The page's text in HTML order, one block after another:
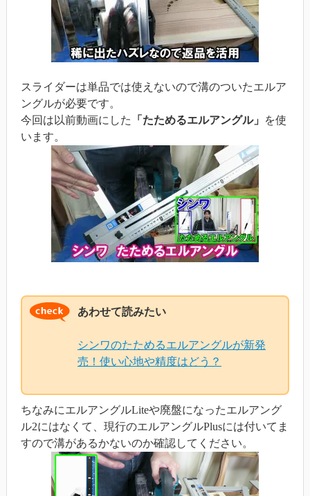
スライダーは単品では使えないので溝のついたエルア
ングルが必要です。
今回は以前動画にした
「たためるエルアングル」
を使
います。
あわせて読みたい
シンワのたためるエルアングルが新発
売！使い心地や精度はどう？
ちなみにエルアングルLiteや廃盤になったエルアング
ル2にはなくて、現行のエルアングルPlusには付いてま
すので溝があるかないのか確認してください。